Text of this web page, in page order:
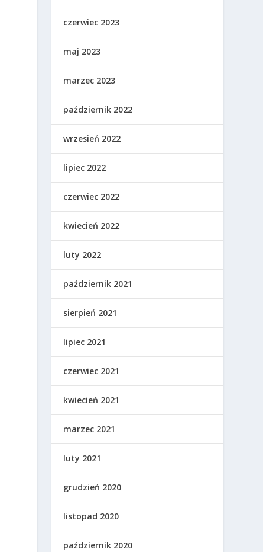
czerwiec 2023
maj 2023
marzec 2023
październik 2022
wrzesień 2022
lipiec 2022
czerwiec 2022
kwiecień 2022
luty 2022
październik 2021
sierpień 2021
lipiec 2021
czerwiec 2021
kwiecień 2021
marzec 2021
luty 2021
grudzień 2020
listopad 2020
październik 2020